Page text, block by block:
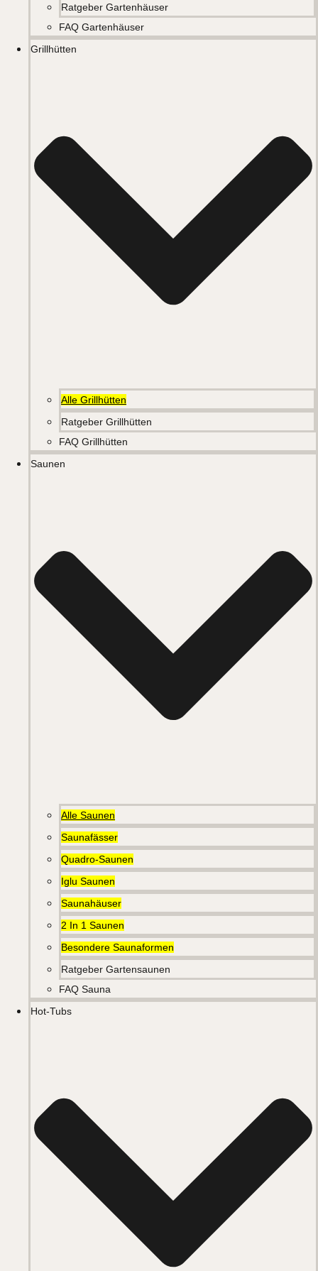
Ratgeber Gartenhäuser
FAQ Gartenhäuser
Grillhütten
Alle Grillhütten
Ratgeber Grillhütten
FAQ Grillhütten
Saunen
Alle Saunen
Saunafässer
Quadro-Saunen
Iglu Saunen
Saunahäuser
2 In 1 Saunen
Besondere Saunaformen
Ratgeber Gartensaunen
FAQ Sauna
Hot-Tubs